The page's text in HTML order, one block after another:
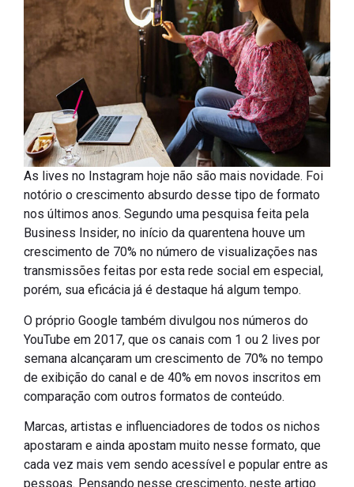
As lives no Instagram hoje não são mais novidade. Foi
notório o crescimento absurdo desse tipo de formato
nos últimos anos. Segundo uma pesquisa feita pela
Business Insider, no início da quarentena houve um
crescimento de 70% no número de visualizações nas
transmissões feitas por esta rede social em especial,
porém, sua eficácia já é destaque há algum tempo.
O próprio Google também divulgou nos números do
YouTube em 2017, que os canais com 1 ou 2 lives por
semana alcançaram um crescimento de 70% no tempo
de exibição do canal e de 40% em novos inscritos em
comparação com outros formatos de conteúdo.
Marcas, artistas e influenciadores de todos os nichos
apostaram e ainda apostam muito nesse formato, que
cada vez mais vem sendo acessível e popular entre as
pessoas. Pensando nesse crescimento, neste artigo